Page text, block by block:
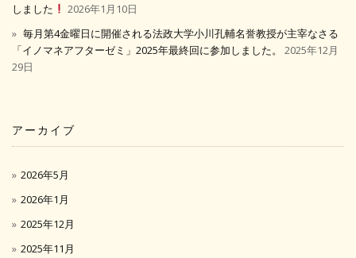
しました
2026年1月10日
毎月第4金曜日に開催される法政大学小川孔輔名誉教授が主宰なさる
「イノマネアフターゼミ」2025年最終回に参加しました。
2025年12月
29日
アーカイブ
2026年5月
2026年1月
2025年12月
2025年11月